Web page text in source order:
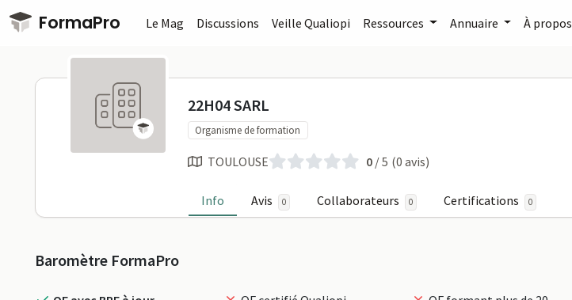
Passer au contenu principal
FormaPro Le Mag Discussions Veille Qualiopi Ressources Annuaire À propos
22H04 SARL sur FormaPro
22H04 SARL
Organisme de formation
TOULOUSE 0 / 5 (0 avis)
Info Avis 0 Collaborateurs 0 Certifications 0
Profil
Baromètre FormaPro